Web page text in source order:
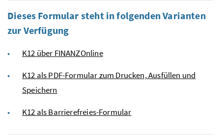
Dieses Formular steht in folgenden Varianten
zur Verfügung
K12 über FINANZOnline
K12 als PDF-Formular zum Drucken, Ausfüllen und
Speichern
K12 als Barrierefreies-Formular